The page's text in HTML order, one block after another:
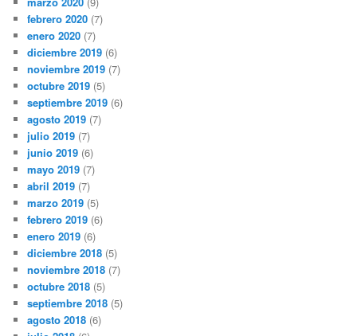
febrero 2020 (7)
enero 2020 (7)
diciembre 2019 (6)
noviembre 2019 (7)
octubre 2019 (5)
septiembre 2019 (6)
agosto 2019 (7)
julio 2019 (7)
junio 2019 (6)
mayo 2019 (7)
abril 2019 (7)
marzo 2019 (5)
febrero 2019 (6)
enero 2019 (6)
diciembre 2018 (5)
noviembre 2018 (7)
octubre 2018 (5)
septiembre 2018 (5)
agosto 2018 (6)